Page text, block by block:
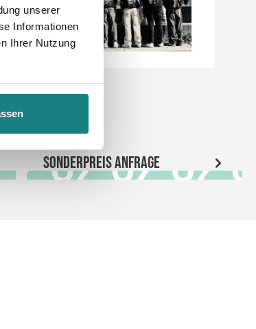
unserer
Informationen
Ihrer Nutzung
Sonderpreis Anfrage